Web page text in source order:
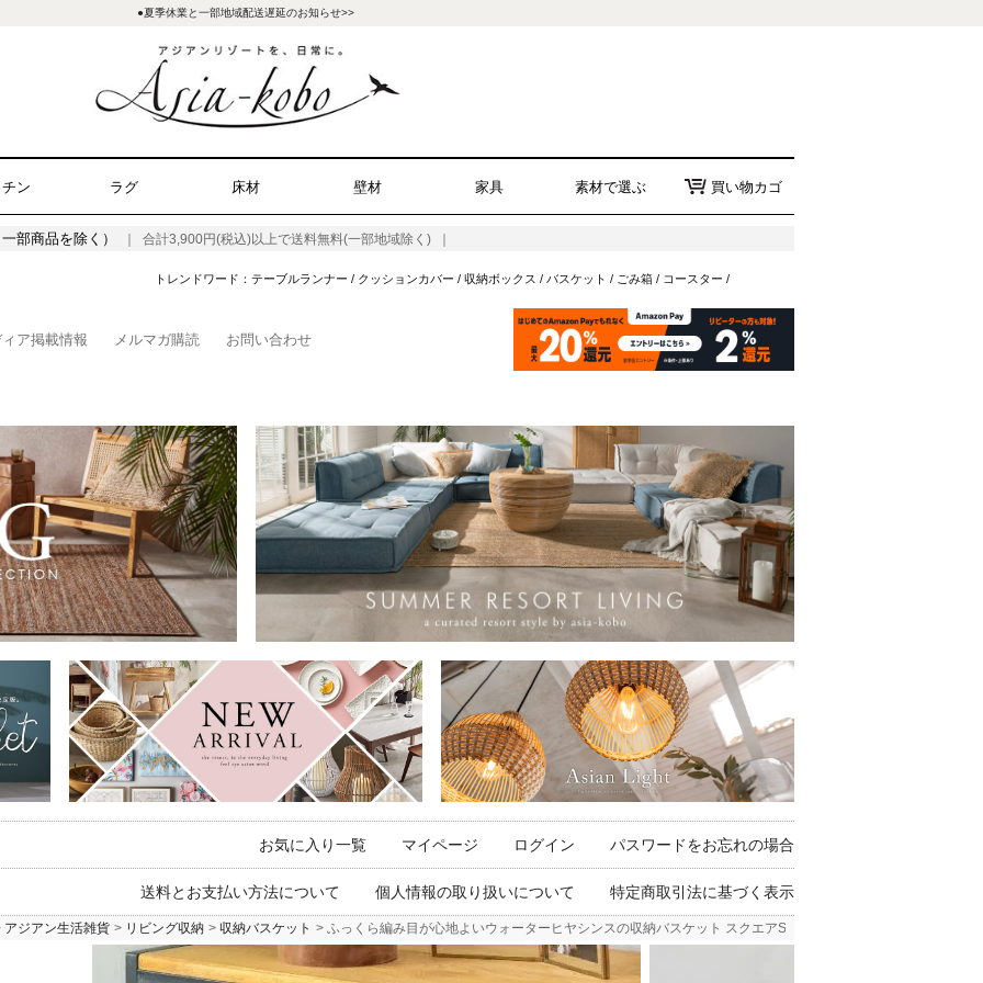
●夏季休業と一部地域配送遅延のお知らせ>>
ン ラグ 床材 壁材 家具 素材で選ぶ 買い物カゴ
部商品を除く） ｜ 合計3,900円(税込)以上で送料無料(一部地域除く) ｜
トレンドワード： テーブルランナー / クッションカバー / 収納ボックス / バスケット / ごみ箱/ コースター /
ア掲載情報 メルマガ購読 お問い合わせ
お気に入り一覧 マイページ ログイン パスワードをお忘れの場合
送料とお支払い方法について 個人情報の取り扱いについて 特定商取引法に基づく表示
アジアン生活雑貨 リビング収納 収納バスケット ふっくら編み目が心地よいウォーターヒヤシンスの収納バスケット スクエアSサイズ 約W27×D17×H20cm